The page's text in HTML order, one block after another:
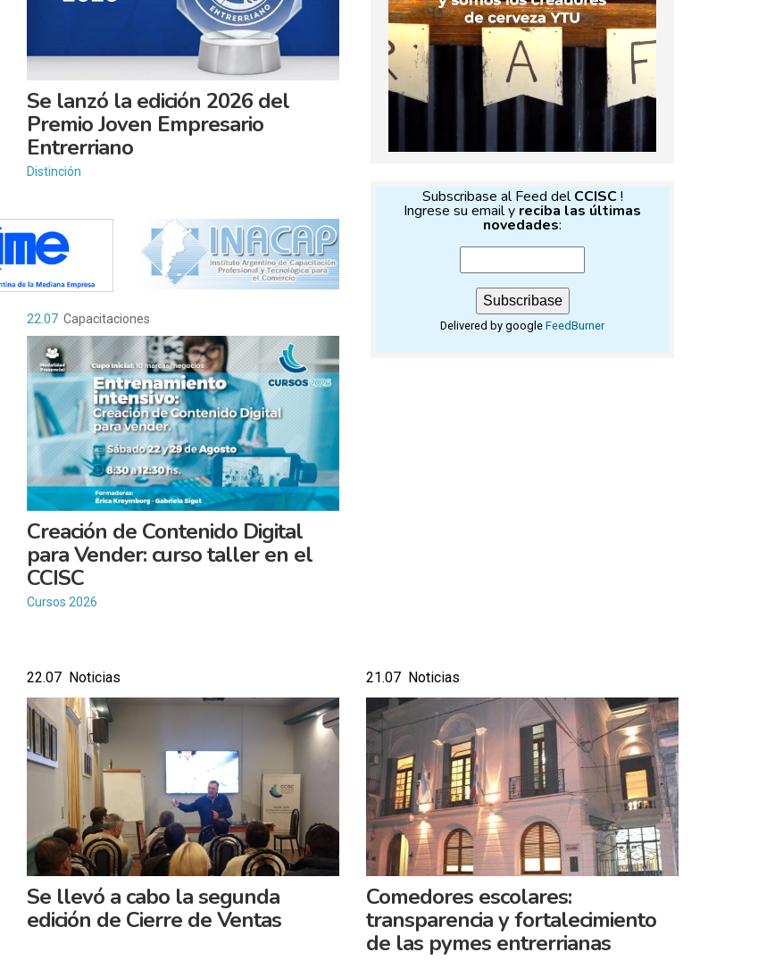
Se lanzó la edición 2026 del
Premio Joven Empresario
Entrerriano
Distinción
22.07 Capacitaciones
Creación de Contenido Digital
para Vender: curso taller en el
CCISC
Cursos 2026
Subscribase al Feed delCCISC!
Ingrese su email y reciba las últimas
novedades:
Delivered by google FeedBurner
22.07 Noticias
Se llevó a cabo la segunda
edición de Cierre de Ventas
21.07 Noticias
Comedores escolares:
transparencia y fortalecimiento
de las pymes entrerrianas